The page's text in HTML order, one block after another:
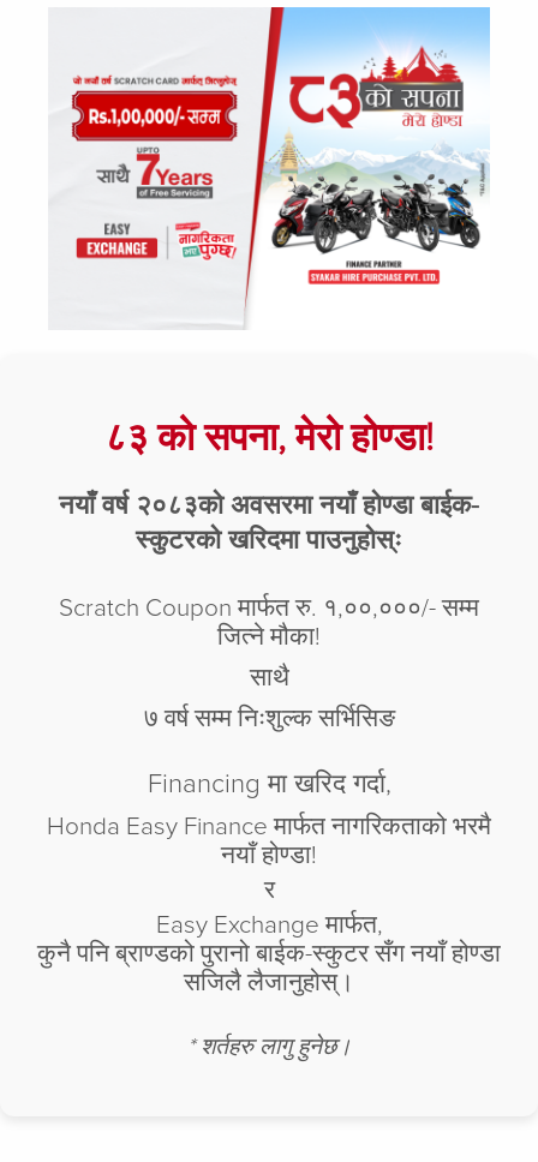
८३ को सपना, मेरो होण्डा!
नयाँ वर्ष २०८३को अवसरमा नयाँ होण्डा बाईक-
स्कुटरको खरिदमा पाउनुहोस्ः
Scratch Coupon मार्फत रु. १,००,०००/- सम्म
जित्ने मौका!
साथै
७ वर्ष सम्म निःशुल्क सर्भिसिङ
Financing मा खरिद गर्दा,
Honda Easy Finance मार्फत नागरिकताको भरमै
नयाँ होण्डा!
र
Easy Exchange मार्फत,
कुनै पनि ब्राण्डको पुरानो बाईक-स्कुटर सँग नयाँ होण्डा
सजिलै लैजानुहोस्।
* शर्तहरु लागु हुनेछ।